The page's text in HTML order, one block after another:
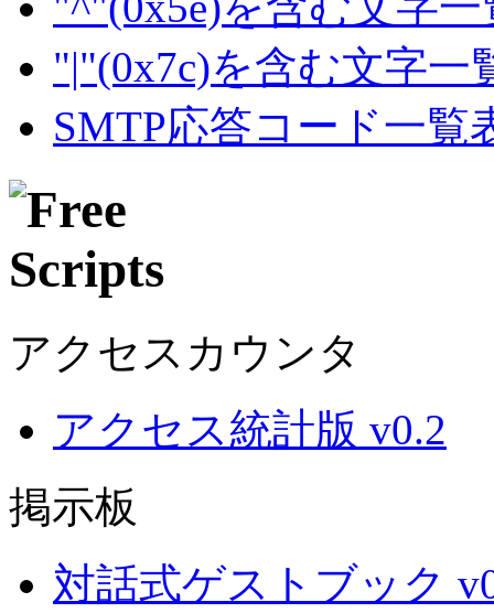
"|"(0x7c)を含む文字一
SMTP応答コード一覧
アクセスカウンタ
アクセス統計版 v0.2
掲示板
対話式ゲストブック